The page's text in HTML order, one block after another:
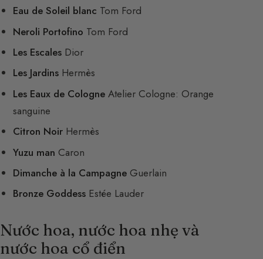
Eau de Soleil blanc Tom Ford
Neroli Portofino Tom Ford
Les Escales Dior
Les Jardins Hermès
Les Eaux de Cologne Atelier Cologne: Orange
sanguine
Citron Noir Hermès
Yuzu man Caron
Dimanche à la Campagne Guerlain
Bronze Goddess Estée Lauder
Nước hoa, nước hoa nhẹ và
nước hoa cổ điển